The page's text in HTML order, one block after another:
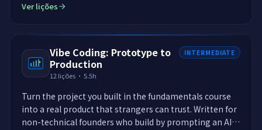
ship a real product, all without writing code yourself.
EasyEnv, where you prompt a live AI and watch your
product come to life.
Ver lições
Vibe Coding: Prototype to
Production
12 lições · 5.5h
INTERMEDIATE
Turn the project you built in the fundamentals course
into a real product that strangers can trust. Written for
non-technical founders who build by prompting an AI.